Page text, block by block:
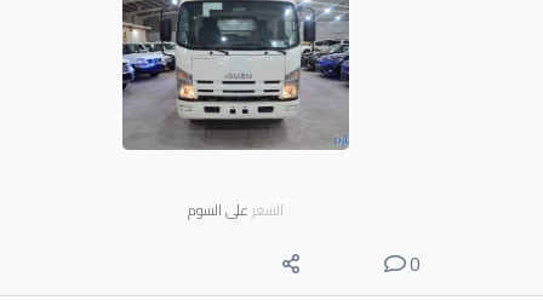
السعر على السوم
0